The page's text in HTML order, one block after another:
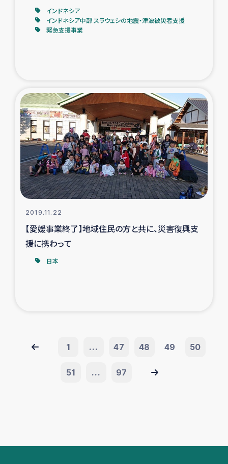
インドネシア
インドネシア中部 スラウェシの地震・津波被災者支援
緊急支援事業
2019.11.22
【愛媛事業終了】地域住民の方と共に、災害復興支
援に携わって
日本
1 ... 47 48 49 50
51 ... 97